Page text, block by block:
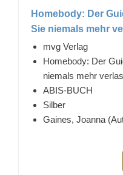
Homebody: Der
Sie niemals mehr
mvg Verlag
Homebody: Der
niemals mehr
ABIS-BUCH
Silber
Gaines, Joanna